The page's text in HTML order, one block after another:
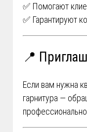
✅ Помогают
✅ Гарантируют
📍
Если вам нужна
гарнитура —